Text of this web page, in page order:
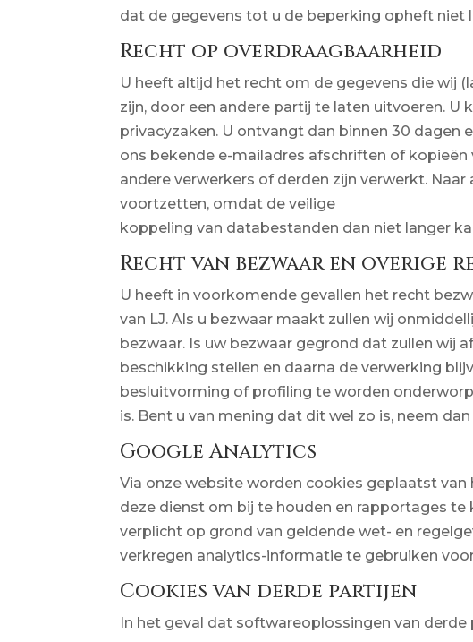
dat de gegevens tot u de beperking opheft niet
Recht op overdraagbaarheid
U heeft altijd het recht om de gegevens die wij
zijn, door een andere partij te laten uitvoeren.
privacyzaken. U ontvangt dan binnen 30 dagen
ons bekende e-mailadres afschriften of
andere verwerkers of derden zijn verwerkt.
voortzetten, omdat de veilige
koppeling van databestanden dan niet langer
Recht van bezwaar en overige
U heeft in voorkomende gevallen het recht
van LJ. Als u bezwaar maakt zullen wij
bezwaar. Is uw bezwaar gegrond dat zullen wij
beschikking stellen en daarna de verwerking
besluitvorming of profiling te worden
is. Bent u van mening dat dit wel zo is, neem
Google Analytics
Via onze website worden cookies geplaatst van
deze dienst om bij te houden en rapportages
verplicht op grond van geldende wet- en
verkregen analytics-informatie te gebruiken
Cookies van derde partijen
In het geval dat softwareoplossingen van